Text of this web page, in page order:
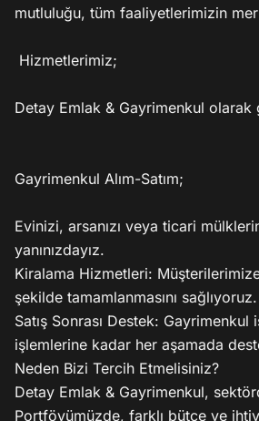
mutluluğu, tüm faaliyetlerimizin
Detay Emlak & Gayrimenkul
Gayrimenkul Alım-Satım;
Evinizi, arsanızı veya ticari
yanınızdayız.
Kiralama Hizmetleri:
şekilde tamamlanmasını sağlıyoruz.
Satış Sonrası Destek:
işlemlerine kadar her aşamada
Neden Bizi Tercih Etmelisiniz?
Detay Emlak & Gayrimenkul,
Portföyümüzde, farklı bütçe ve